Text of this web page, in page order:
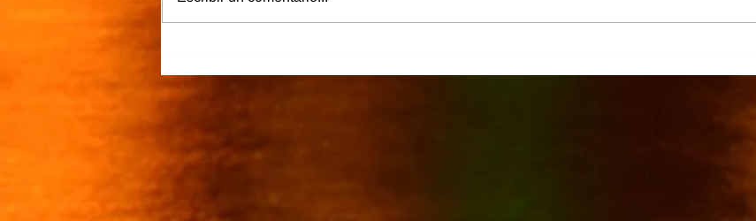
familiares y amigos
caña afectados por el cierre del